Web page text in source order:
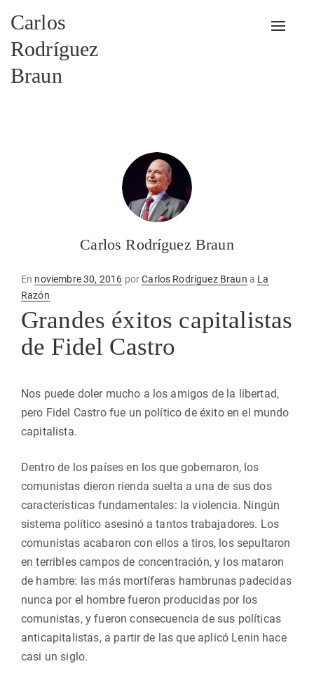
Carlos
Rodríguez
Braun
Carlos Rodríguez Braun
En Publicado
en
noviembre 30, 2016 porCarlos Rodríguez Braun a La
Razón
Grandes éxitos capitalistas
de Fidel Castro
Nos puede doler mucho a los amigos de la libertad,
pero Fidel Castro fue un político de éxito en el mundo
capitalista.
Dentro de los países en los que gobernaron, los
comunistas dieron rienda suelta a una de sus dos
características fundamentales: la violencia. Ningún
sistema político asesinó a tantos trabajadores. Los
comunistas acabaron con ellos a tiros, los sepultaron
en terribles campos de concentración, y los mataron
de hambre: las más mortíferas hambrunas padecidas
nunca por el hombre fueron producidas por los
comunistas, y fueron consecuencia de sus políticas
anticapitalistas, a partir de las que aplicó Lenin hace
casi un siglo.